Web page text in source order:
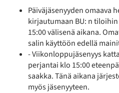
Päiväjäsenyyden omaava
kirjautumaan BU: n
15:00 välisenä aikana.
salin käyttöön edellä
- Viikonloppujäsenyys
perjantai klo 15:00
saakka. Tänä aikana
myös jäsenyyteen.